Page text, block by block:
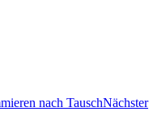
nach TauschNächster